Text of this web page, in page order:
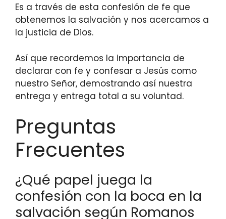
Es a través de esta confesión de fe que
obtenemos la salvación y nos acercamos a
la justicia de Dios.
Así que recordemos la importancia de
declarar con fe y confesar a Jesús como
nuestro Señor, demostrando así nuestra
entrega y entrega total a su voluntad.
Preguntas
Frecuentes
¿Qué papel juega la
confesión con la boca en la
salvación según Romanos